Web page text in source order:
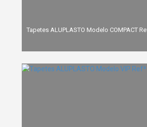
Tapetes ALUPLASTO Modelo COMPACT